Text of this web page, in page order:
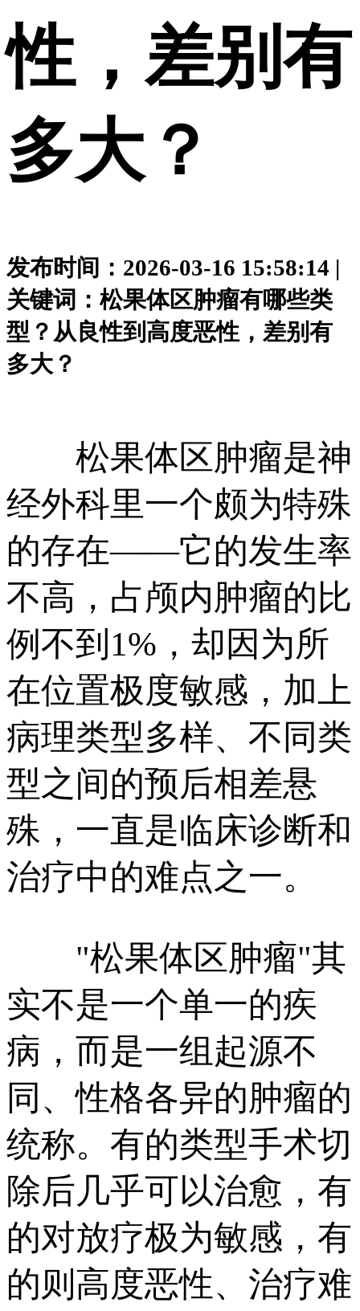
性，差别有
多大？
发布时间：2026-03-16 15:58:14 |
关键词：松果体区肿瘤有哪些类
型？从良性到高度恶性，差别有
多大？
松果体区肿瘤是神
经外科里一个颇为特殊
的存在——它的发生率
不高，占颅内肿瘤的比
例不到1%，却因为所
在位置极度敏感，加上
病理类型多样、不同类
型之间的预后相差悬
殊，一直是临床诊断和
治疗中的难点之一。
"松果体区肿瘤"其
实不是一个单一的疾
病，而是一组起源不
同、性格各异的肿瘤的
统称。有的类型手术切
除后几乎可以治愈，有
的对放疗极为敏感，有
的则高度恶性、治疗难